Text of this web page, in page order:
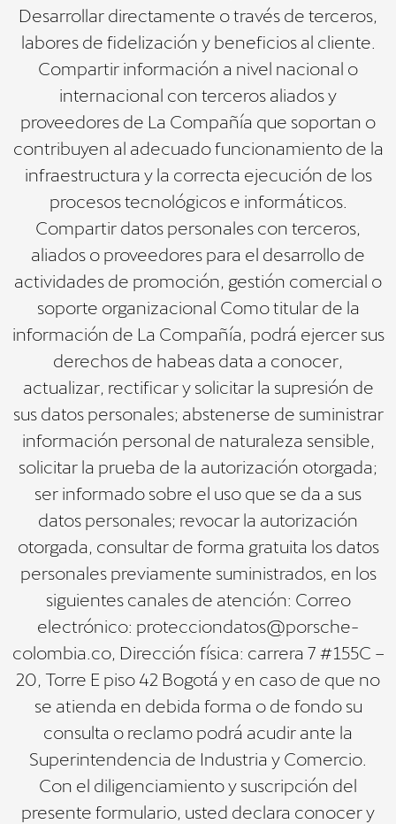
Desarrollar directamente o través de terceros,
labores de fidelización y beneficios al cliente.
Compartir información a nivel nacional o
internacional con terceros aliados y
proveedores de La Compañía que soportan o
contribuyen al adecuado funcionamiento de la
infraestructura y la correcta ejecución de los
procesos tecnológicos e informáticos.
Compartir datos personales con terceros,
aliados o proveedores para el desarrollo de
actividades de promoción, gestión comercial o
soporte organizacional Como titular de la
información de La Compañía, podrá ejercer sus
derechos de habeas data a conocer,
actualizar, rectificar y solicitar la supresión de
sus datos personales; abstenerse de suministrar
información personal de naturaleza sensible,
solicitar la prueba de la autorización otorgada;
ser informado sobre el uso que se da a sus
datos personales; revocar la autorización
otorgada, consultar de forma gratuita los datos
personales previamente suministrados, en los
siguientes canales de atención: Correo
electrónico: protecciondatos@porsche-
colombia.co, Dirección física: carrera 7 #155C –
20, Torre E piso 42 Bogotá y en caso de que no
se atienda en debida forma o de fondo su
consulta o reclamo podrá acudir ante la
Superintendencia de Industria y Comercio.
Con el diligenciamiento y suscripción del
presente formulario, usted declara conocer y